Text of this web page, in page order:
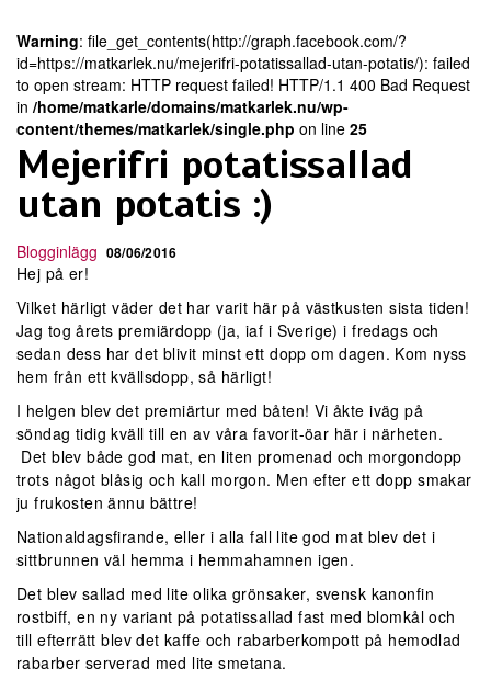
Warning: file_get_contents(http://graph.facebook.com/?
id=https://matkarlek.nu/mejerifri-potatissallad-utan-potatis/): failed
to open stream: HTTP request failed! HTTP/1.1 400 Bad Request
in /home/matkarle/domains/matkarlek.nu/wp-
content/themes/matkarlek/single.php on line 25
Mejerifri potatissallad
utan potatis :)
Blogginlägg 08/06/2016
Hej på er!
Vilket härligt väder det har varit här på västkusten sista tiden!
Jag tog årets premiärdopp (ja, iaf i Sverige) i fredags och
sedan dess har det blivit minst ett dopp om dagen. Kom nyss
hem från ett kvällsdopp, så härligt!
I helgen blev det premiärtur med båten! Vi åkte iväg på
söndag tidig kväll till en av våra favorit-öar här i närheten.
Det blev både god mat, en liten promenad och morgondopp
trots något blåsig och kall morgon. Men efter ett dopp smakar
ju frukosten ännu bättre!
Nationaldagsfirande, eller i alla fall lite god mat blev det i
sittbrunnen väl hemma i hemmahamnen igen.
Det blev sallad med lite olika grönsaker, svensk kanonfin
rostbiff, en ny variant på potatissallad fast med blomkål och
till efterrätt blev det kaffe och rabarberkompott på hemodlad
rabarber serverad med lite smetana.